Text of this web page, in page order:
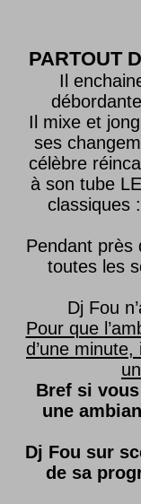
PARTOUT
Il
Il mixe et
ses
célèbre
à son tube
classiques
Pendant près
toutes les
Dj Fou
Pour que
d’une
Bref si
une
Dj Fou sur
de sa